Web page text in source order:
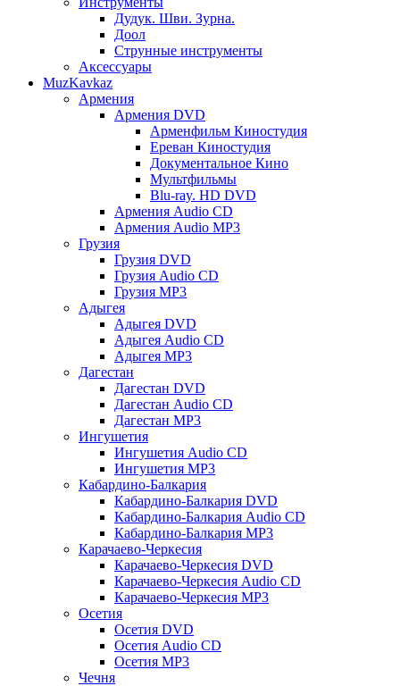
Дудук. Шви. Зурна.
Доол
Струнные инструменты
Аксессуары
MuzKavkaz
Армения
Армения DVD
Арменфильм Киностудия
Ереван Киностудия
Документальное Кино
Мультфильмы
Blu-ray. HD DVD
Армения Audio CD
Армения Audio MP3
Грузия
Грузия DVD
Грузия Audio CD
Грузия MP3
Адыгея
Адыгея DVD
Адыгея Audio CD
Адыгея MP3
Дагестан
Дагестан DVD
Дагестан Audio CD
Дагестан MP3
Ингушетия
Ингушетия Audio CD
Ингушетия MP3
Кабардино-Балкария
Кабардино-Балкария DVD
Кабардино-Балкария Audio CD
Кабардино-Балкария MP3
Карачаево-Черкесия
Карачаево-Черкесия DVD
Карачаево-Черкесия Audio CD
Карачаево-Черкесия MP3
Осетия
Осетия DVD
Осетия Audio CD
Осетия MP3
Чечня